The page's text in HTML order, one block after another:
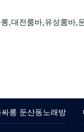
,대전룸바,유성룸바,
롱 둔산동노래방